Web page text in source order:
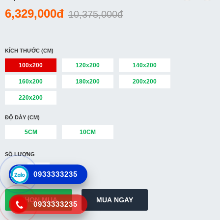
Cửa hàng
So sánh
6,329,000đ 10,375,000đ
KÍCH THƯỚC (CM)
100x200 120x200 140x200
160x200 180x200 200x200
220x200
ĐỘ DÀY (CM)
5CM 10CM
SỐ LƯỢNG
0933333235
0933333235